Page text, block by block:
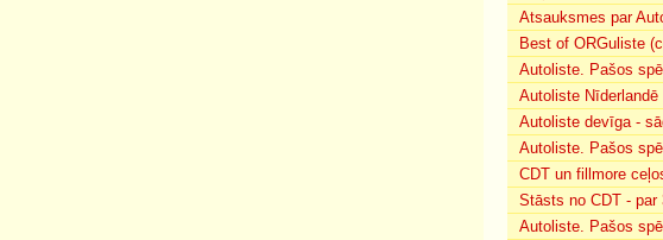
Atsauksmes par
Best of ORGuliste
Autoliste. Pašos
Autoliste Nīderlandē
Autoliste devīga -
Autoliste. Pašos
CDT un fillmore
Stāsts no CDT - par
Autoliste. Pašos